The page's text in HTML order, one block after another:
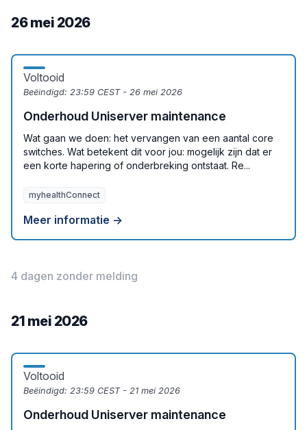
26 mei 2026
Voltooid
Beëindigd: 23:59 CEST - 26 mei 2026
Onderhoud Uniserver maintenance
Wat gaan we doen: het vervangen van een aantal core
switches. Wat betekent dit voor jou: mogelijk zijn dat er
een korte hapering of onderbreking ontstaat. Re...
myhealthConnect
Meer informatie →
4 dagen zonder melding
21 mei 2026
Voltooid
Beëindigd: 23:59 CEST - 21 mei 2026
Onderhoud Uniserver maintenance